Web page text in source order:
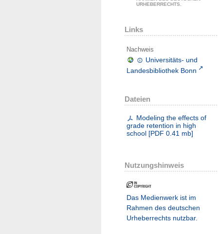
URHEBERRECHTS.
Links
Nachweis
Universitäts- und
Landesbibliothek Bonn
Dateien
Modeling the effects of
grade retention in high
school [PDF 0.41 mb]
Nutzungshinweis
Das Medienwerk ist im
Rahmen des deutschen
Urheberrechts nutzbar.